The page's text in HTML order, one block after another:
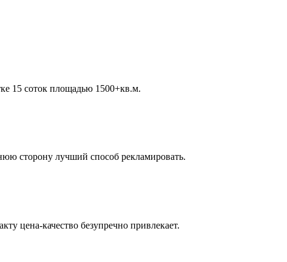
15 соток площадью 1500+кв.м.
сторону лучший способ рекламировать.
цена-качество безупречно привлекает.